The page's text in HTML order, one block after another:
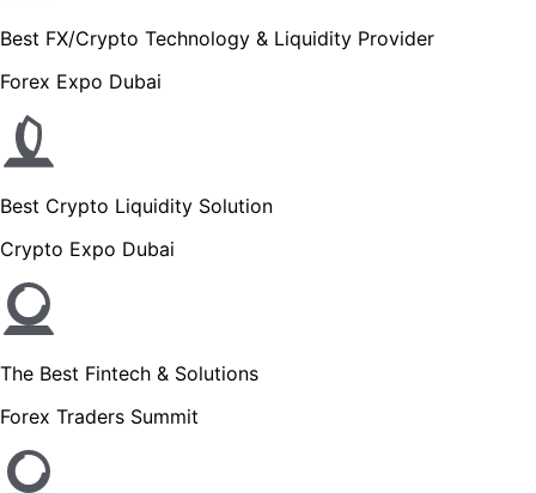
Best FX/Crypto Technology & Liquidity Provider
Forex Expo Dubai
Best Crypto Liquidity Solution
Crypto Expo Dubai
The Best Fintech & Solutions
Forex Traders Summit